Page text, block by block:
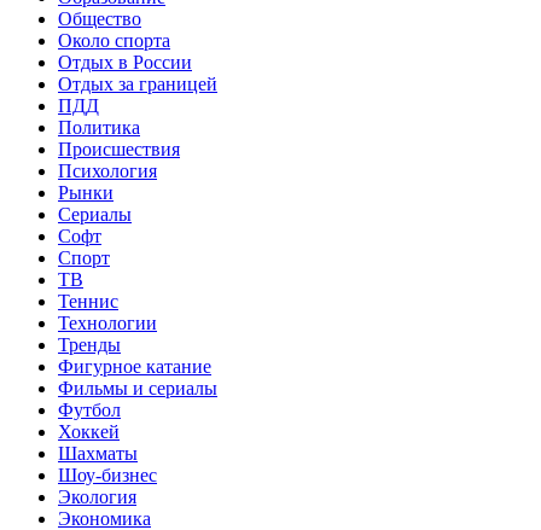
Общество
Около спорта
Отдых в России
Отдых за границей
ПДД
Политика
Происшествия
Психология
Рынки
Сериалы
Софт
Спорт
ТВ
Теннис
Технологии
Тренды
Фигурное катание
Фильмы и сериалы
Футбол
Хоккей
Шахматы
Шоу-бизнес
Экология
Экономика